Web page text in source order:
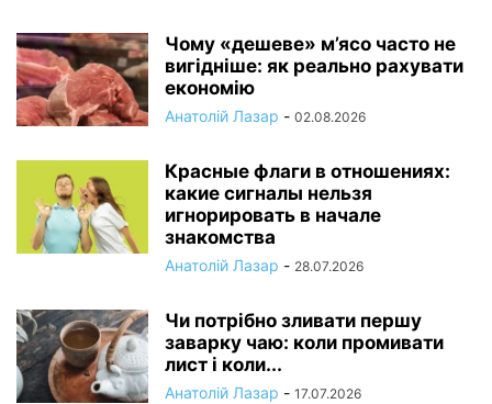
Чому «дешеве» м’ясо часто не
вигідніше: як реально рахувати
економію
Анатолій Лазар - 02.08.2026
Красные флаги в отношениях:
какие сигналы нельзя
игнорировать в начале
знакомства
Анатолій Лазар - 28.07.2026
Чи потрібно зливати першу
заварку чаю: коли промивати
лист і коли...
Анатолій Лазар - 17.07.2026